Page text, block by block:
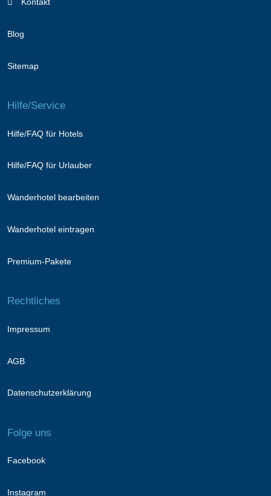
Blog
Sitemap
Hilfe/Service
Hilfe/FAQ für Hotels
Hilfe/FAQ für Urlauber
Wanderhotel bearbeiten
Wanderhotel eintragen
Premium-Pakete
Rechtliches
Impressum
AGB
Datenschutzerklärung
Folge uns
Facebook
Instagram